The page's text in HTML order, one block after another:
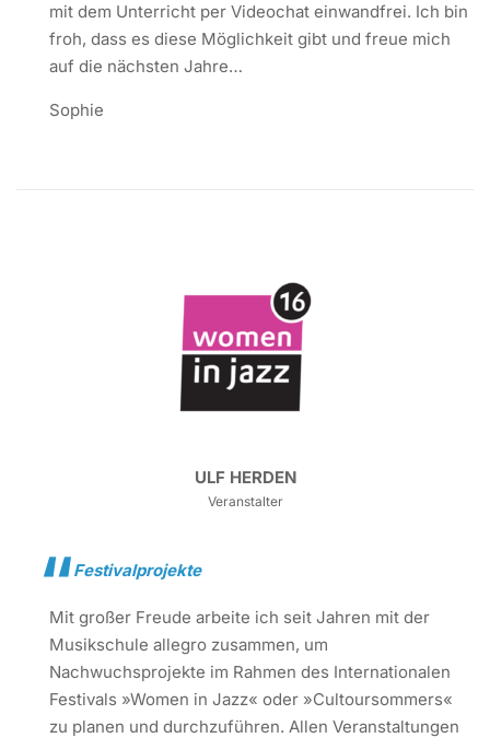
mit dem Unterricht per Videochat einwandfrei. Ich bin
froh, dass es diese Möglichkeit gibt und freue mich
auf die nächsten Jahre…
Sophie
ULF HERDEN
Veranstalter
Festivalprojekte
Mit großer Freude arbeite ich seit Jahren mit der
Musikschule allegro zusammen, um
Nachwuchsprojekte im Rahmen des Internationalen
Festivals »Women in Jazz« oder »Cultoursommers«
zu planen und durchzuführen. Allen Veranstaltungen